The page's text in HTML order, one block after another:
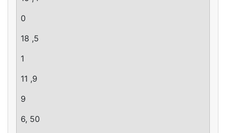
0
18 ,5
1
11 ,9
9
6, 50